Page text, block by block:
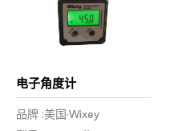
电子角度计
品牌 :美国·Wixey